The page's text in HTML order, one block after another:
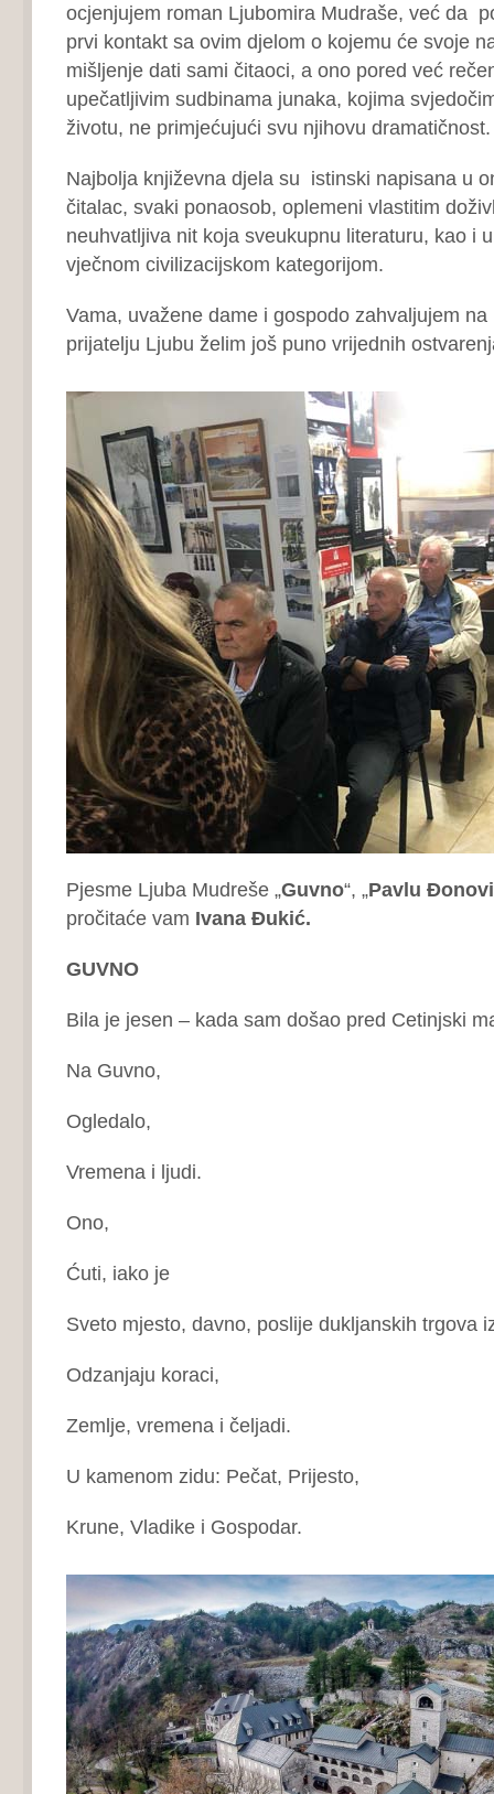
ocjenjujem roman Ljubomira Mudraše, već da
prvi kontakt sa ovim djelom o kojemu će svoje
mišljenje dati sami čitaoci, a ono pored već
upečatljivim sudbinama junaka, kojima
životu, ne primjećujući svu njihovu dramatičnost.
Najbolja književna djela su istinski napisana u
čitalac, svaki ponaosob, oplemeni vlastitim
neuhvatljiva nit koja sveukupnu literaturu, kao i
vječnom civilizacijskom kategorijom.
Vama, uvažene dame i gospodo zahvaljujem
prijatelju Ljubu želim još puno vrijednih
Pjesme Ljuba Mudreše „Guvno“, „Pavlu
pročitaće vam Ivana Đukić.
GUVNO
Bila je jesen – kada sam došao pred Cetinjski
Na Guvno,
Ogledalo,
Vremena i ljudi.
Ono,
Ćuti, iako je
Sveto mjesto, davno, poslije dukljanskih trgova
Odzanjaju koraci,
Zemlje, vremena i čeljadi.
U kamenom zidu: Pečat, Prijesto,
Krune, Vladike i Gospodar.